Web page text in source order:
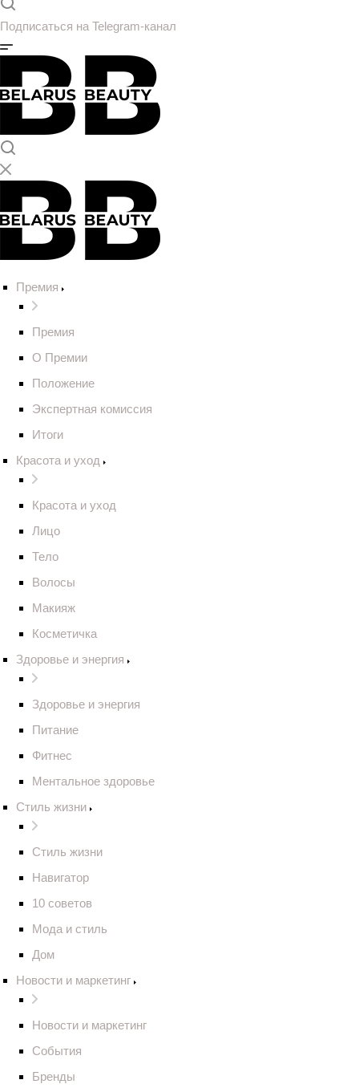
Подписаться на Telegram-канал
Премия
Премия
О Премии
Положение
Экспертная комиссия
Итоги
Красота и уход
Красота и уход
Лицо
Тело
Волосы
Макияж
Косметичка
Здоровье и энергия
Здоровье и энергия
Питание
Фитнес
Ментальное здоровье
Стиль жизни
Стиль жизни
Навигатор
10 советов
Мода и стиль
Дом
Новости и маркетинг
Новости и маркетинг
События
Бренды